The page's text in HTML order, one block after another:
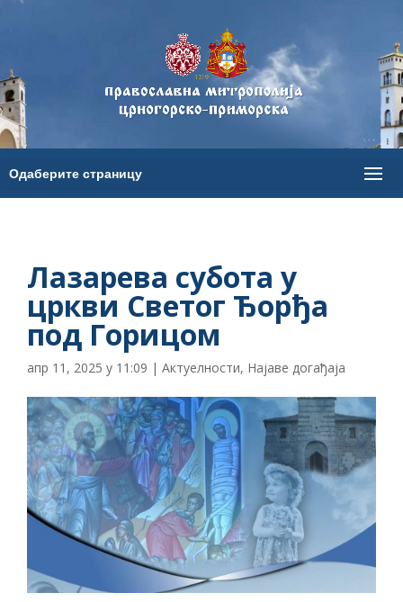
Лазарева субота у
цркви Светог Ђорђа
под Горицом
апр 11, 2025 у 11:09 | Актуелности, Најаве догађаја